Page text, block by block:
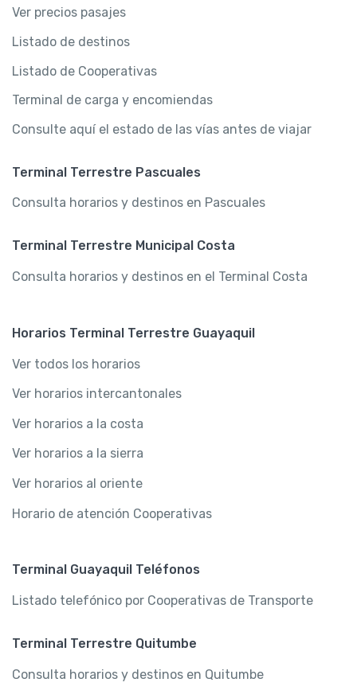
Ver precios pasajes
Listado de destinos
Listado de Cooperativas
Terminal de carga y encomiendas
Consulte aquí el estado de las vías antes de viajar
Terminal Terrestre Pascuales
Consulta horarios y destinos en Pascuales
Terminal Terrestre Municipal Costa
Consulta horarios y destinos en el Terminal Costa
Horarios Terminal Terrestre Guayaquil
Ver todos los horarios
Ver horarios intercantonales
Ver horarios a la costa
Ver horarios a la sierra
Ver horarios al oriente
Horario de atención Cooperativas
Terminal Guayaquil Teléfonos
Listado telefónico por Cooperativas de Transporte
Terminal Terrestre Quitumbe
Consulta horarios y destinos en Quitumbe